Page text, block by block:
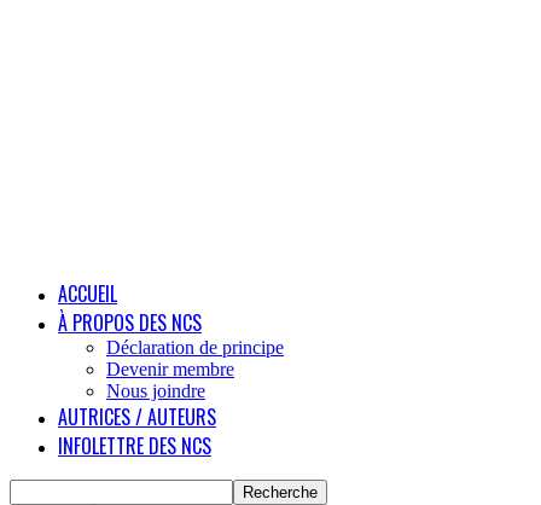
ACCUEIL
À PROPOS DES NCS
Déclaration de principe
Devenir membre
Nous joindre
AUTRICES / AUTEURS
INFOLETTRE DES NCS